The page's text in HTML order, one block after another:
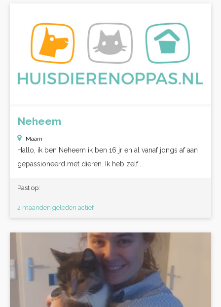
Neheem
Maarn
Hallo, ik ben Neheem ik ben 16 jr en al vanaf jongs af aan
gepassioneerd met dieren. Ik heb zelf...
Past op:
2 maanden geleden actief